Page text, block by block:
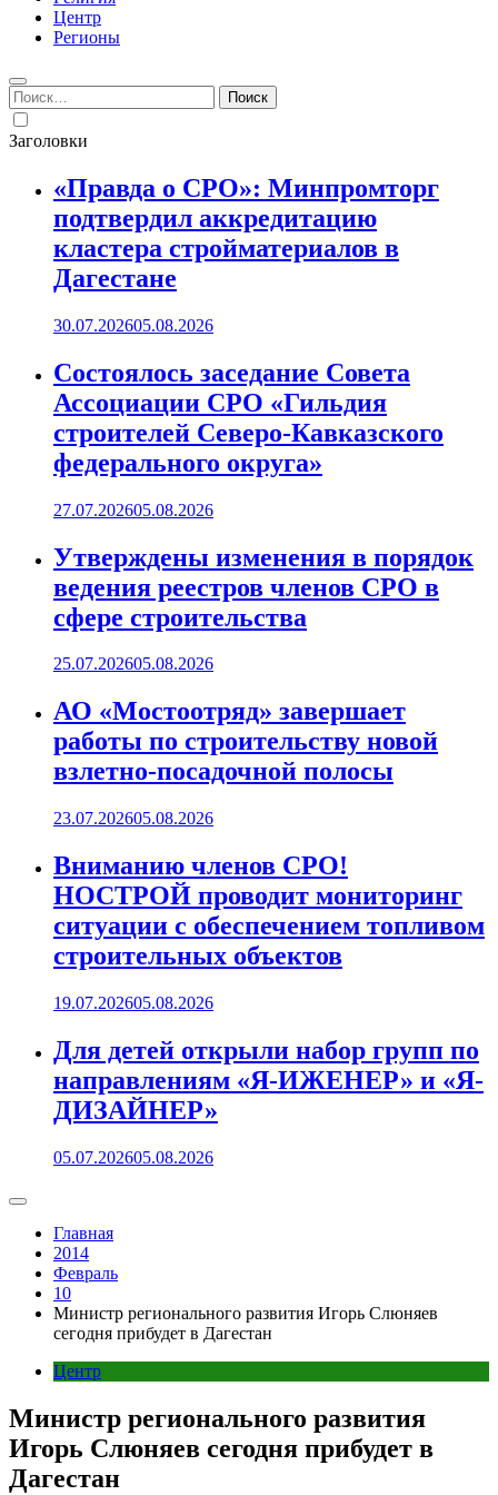
Центр
Регионы
Найти:
Заголовки
«Правда о СРО»: Минпромторг
подтвердил аккредитацию
кластера стройматериалов в
Дагестане
30.07.202605.08.2026
Состоялось заседание Совета
Ассоциации СРО «Гильдия
строителей Северо-Кавказского
федерального округа»
27.07.202605.08.2026
Утверждены изменения в порядок
ведения реестров членов СРО в
сфере строительства
25.07.202605.08.2026
АО «Мостоотряд» завершает
работы по строительству новой
взлетно-посадочной полосы
23.07.202605.08.2026
Вниманию членов СРО!
НОСТРОЙ проводит мониторинг
ситуации с обеспечением топливом
строительных объектов
19.07.202605.08.2026
Для детей открыли набор групп по
направлениям «Я-ИЖЕНЕР» и «Я-
ДИЗАЙНЕР»
05.07.202605.08.2026
Главная
2014
Февраль
10
Министр регионального развития Игорь Слюняев
сегодня прибудет в Дагестан
Центр
Министр регионального развития
Игорь Слюняев сегодня прибудет в
Дагестан